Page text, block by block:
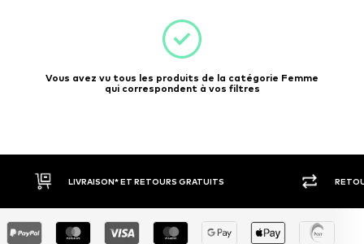
Vous avez vu tous les produits de la catégorie Femme
qui correspondent à vos filtres
LIVRAISON* ET RETOURS GRATUITS